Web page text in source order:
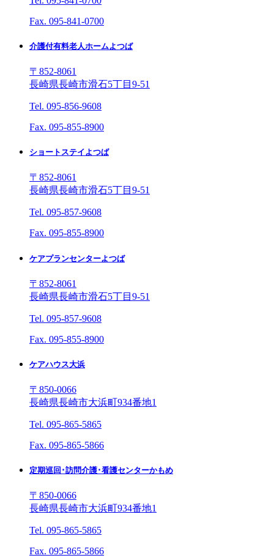
Fax. 095-841-0700
介護付有料老人ホームよつば
〒852-8061
長崎県長崎市滑石5丁目9-51
Tel. 095-856-9608
Fax. 095-855-8900
ショートステイよつば
〒852-8061
長崎県長崎市滑石5丁目9-51
Tel. 095-857-9608
Fax. 095-855-8900
ケアプランセンターよつば
〒852-8061
長崎県長崎市滑石5丁目9-51
Tel. 095-857-9608
Fax. 095-855-8900
ケアハウス大浜
〒850-0066
長崎県長崎市大浜町934番地1
Tel. 095-865-5865
Fax. 095-865-5866
定期巡回･訪問介護･看護センターかもめ
〒850-0066
長崎県長崎市大浜町934番地1
Tel. 095-865-5865
Fax. 095-865-5866